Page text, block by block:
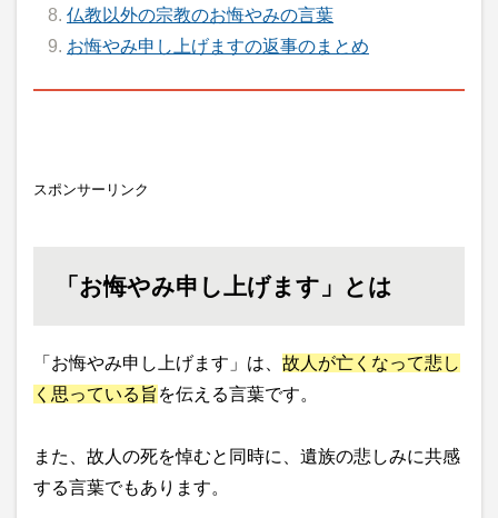
仏教以外の宗教のお悔やみの言葉
お悔やみ申し上げますの返事のまとめ
スポンサーリンク
「お悔やみ申し上げます」とは
「お悔やみ申し上げます」は、 故人が亡くなって悲し
く思っている旨 を伝える言葉です。
また、故人の死を悼むと同時に、遺族の悲しみに共感
する言葉でもあります。